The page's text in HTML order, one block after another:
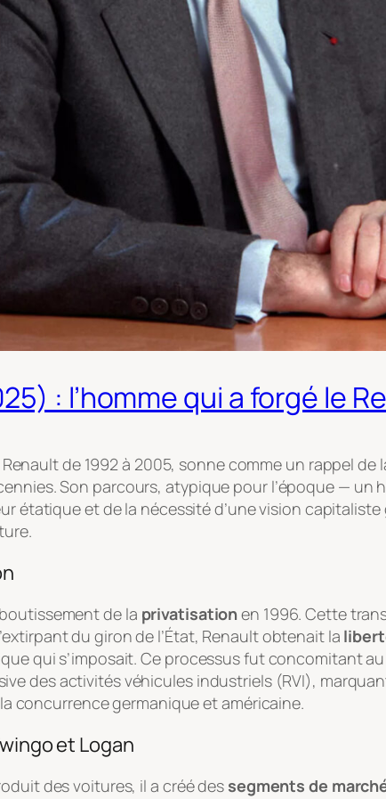
: l’homme qui a forgé le
de 1992 à 2005, sonne comme un rappel
Son parcours, atypique pour l’époque — un
étatique et de la nécessité d’une vision capitaliste
de la privatisationen 1996. Cette
du giron de l’État, Renault obtenait la
qui s’imposait. Ce processus fut concomitant
des activités véhicules industriels (RVI),
concurrence germanique et américaine.
et Logan
des voitures, il a créé des segments de